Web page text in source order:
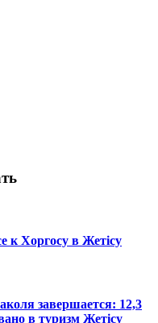
к Хоргосу в Жетісу
завершается: 12,3
в туризм Жетісу